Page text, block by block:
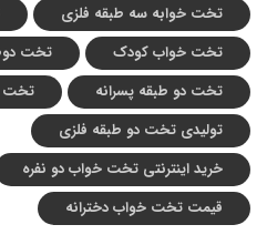
تخت خوابه سه طبقه فلزی
تخت خواب کودک
تخت
تخت دو طبقه پسرانه
تخت
تولیدی تخت دو طبقه فلزی
خرید اینترنتی تخت خواب دو نفره
قیمت تخت خواب دخترانه